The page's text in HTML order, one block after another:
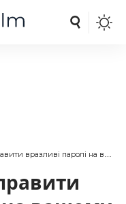
паролі на вашому iPhone